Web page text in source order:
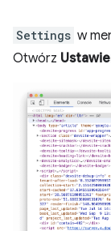
Settings w
Otwórz